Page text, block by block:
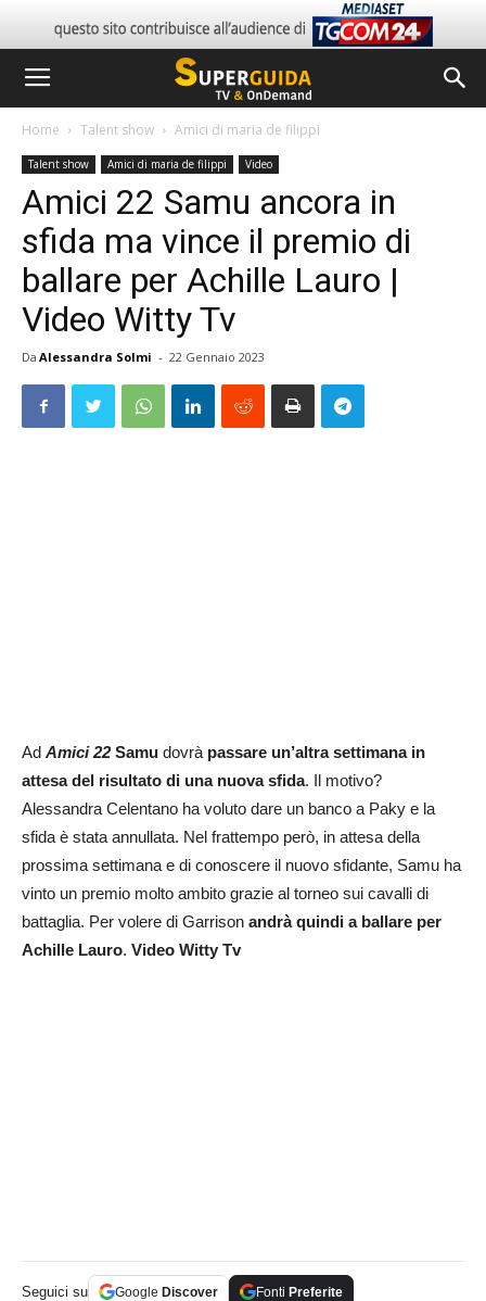
Home Talent show Amici di maria de filippi
Talent show Amici di maria de filippi Video
Amici 22 Samu ancora in
sfida ma vince il premio di
ballare per Achille Lauro |
Video Witty Tv
Da Alessandra Solmi - 22 Gennaio 2023
Ad Amici 22Samu dovrà passare un’altra settimana in
attesa del risultato di una nuova sfida. Il motivo?
Alessandra Celentano ha voluto dare un banco a Paky e la
sfida è stata annullata. Nel frattempo però, in attesa della
prossima settimana e di conoscere il nuovo sfidante, Samu ha
vinto un premio molto ambito grazie al torneo sui cavalli di
battaglia. Per volere di Garrison andrà quindi a ballare per
Achille Lauro. Video Witty Tv
Seguici su Google Discover Fonti Preferite